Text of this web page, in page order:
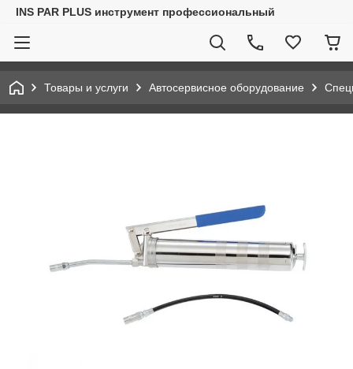
INS PAR PLUS инструмент профессиональный
Товары и услуги Автосервисное оборудование